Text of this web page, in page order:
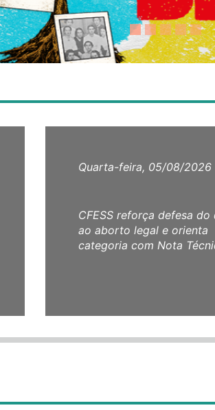
Quarta-feira, 05/08/2026
CFESS reforça defesa do
ao aborto legal e orienta
categoria com Nota